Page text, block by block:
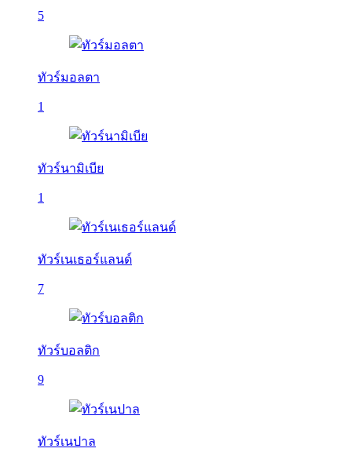
5
ทัวร์มอลตา
1
ทัวร์นามิเบีย
1
ทัวร์เนเธอร์แลนด์
7
ทัวร์บอลติก
9
ทัวร์เนปาล